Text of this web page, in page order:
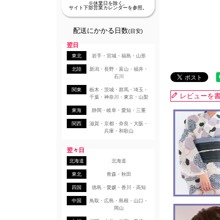
※休業日を除く。
サイト下部営業カレンダーを参照。
配送にかかる日数(目安)
翌日
東北 岩手・宮城・福島・山形
北陸
新潟・長野・富山・福井・
石川
関東
栃木・茨城・群馬・埼玉・
千葉・神奈川・東京・山梨
東海 静岡・岐阜・愛知・三重
関西
滋賀・京都・奈良・大阪・
兵庫・和歌山
翌々日
北海道 北海道
東北 青森・秋田
四国 徳島・愛媛・香川・高知
中国
鳥取・広島・島根・山口・
岡山
レビューを